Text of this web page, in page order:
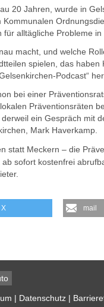
20 Jahren, wurde in
Kommunalen
alltägliche Probleme
macht, und welche
spielen, das
Podcast“
bei einer
Präventionsräten
ein Gespräch mit
Mark Haverkamp.
statt Meckern – die
ab sofort kostenfrei
X mail
| Datenschutz|